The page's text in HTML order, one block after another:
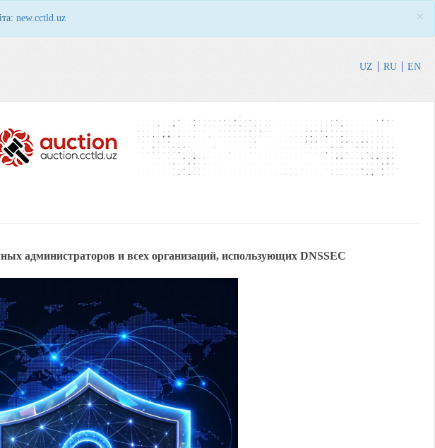
new.cctld.uz ×
UZ RU EN
администраторов и всех организаций, использующих DNSSEC